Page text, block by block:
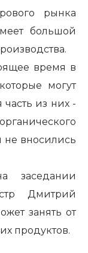
рынка
большой
время в
могут
из них -
не вносились
заседании
Дмитрий
занять от
продуктов.